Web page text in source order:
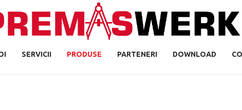
SERVICII PRODUSE PARTENERI DOWNLOAD